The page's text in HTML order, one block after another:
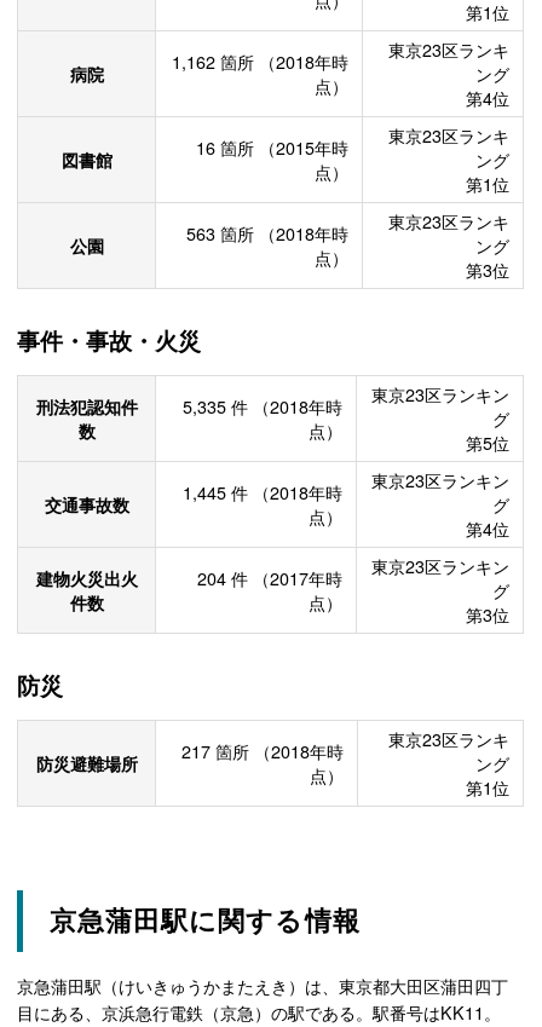
第1位
病院 1,162 箇所
（2018年時
点）
東京23区ランキ
ング
第4位
図書館 16 箇所
（2015年時
点）
東京23区ランキ
ング
第1位
公園 563 箇所
（2018年時
点）
東京23区ランキ
ング
第3位
事件・事故・火災
刑法犯認知件
数
5,335 件
（2018年時
点）
東京23区ランキン
グ
第5位
交通事故数 1,445 件
（2018年時
点）
東京23区ランキン
グ
第4位
建物火災出火
件数
204 件
（2017年時
点）
東京23区ランキン
グ
第3位
防災
防災避難場所 217 箇所
（2018年時
点）
東京23区ランキ
ング
第1位
京急蒲田駅に関する情報
京急蒲田駅（けいきゅうかまたえき）は、東京都大田区蒲田四丁
目にある、京浜急行電鉄（京急）の駅である。駅番号はKK11。